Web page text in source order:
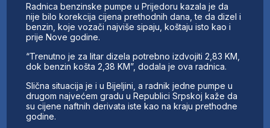
Radnica benzinske pumpe u Prijedoru kazala je da
nije bilo korekcija cijena prethodnih dana, te da dizel i
benzin, koje vozači najviše sipaju, koštaju isto kao i
prije Nove godine.
“Trenutno je za litar dizela potrebno izdvojiti 2,83 KM,
dok benzin košta 2,38 KM”, dodala je ova radnica.
Slična situacija je i u Bijeljini, a radnik jedne pumpe u
drugom najvećem gradu u Republici Srpskoj kaže da
su cijene naftnih derivata iste kao na kraju prethodne
godine.